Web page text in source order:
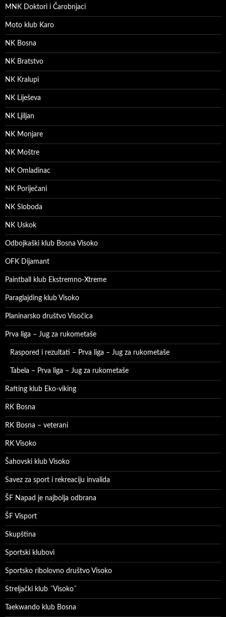
MNK Doktori i Čarobnjaci
Moto klub Karo
NK Bosna
NK Bratstvo
NK Kralupi
NK Liješeva
NK Ljiljan
NK Monjare
NK Moštre
NK Omladinac
NK Poriječani
NK Sloboda
NK Uskok
Odbojkaški klub Bosna Visoko
OFK Dijamant
Paintball klub Ekstremno-Xtreme
Paraglajding klub Visoko
Planinarsko društvo Visočica
Prva liga – Jug za rukometaše
Raspored i rezultati – Prva liga – Jug za rukometaše
Tabela – Prva liga – Jug za rukometaše
Rafting klub Eko-viking
RK Bosna
RK Bosna – veterani
RK Visoko
Šahovski klub Visoko
Savez za sport i rekreaciju invalida
ŠF Napad je najbolja odbrana
ŠF Visport
Skupština
Sportski klubovi
Sportsko ribolovno društvo Visoko
Streljački klub ˝Visoko˝
Taekwando klub Bosna